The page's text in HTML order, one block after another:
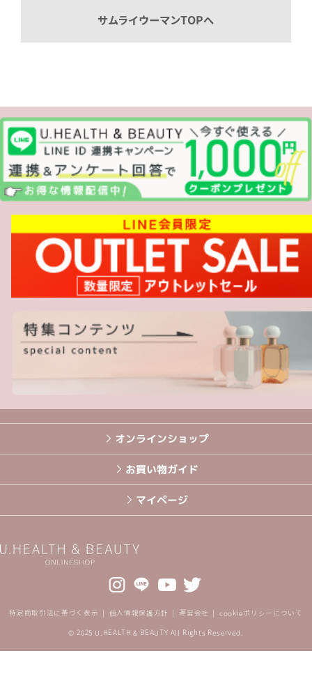
サムライウーマンTOPへ
オンラインショップ
お買い物ガイド
マイページ
© 2025 U.HEALTH & BEAUTY All Rights Reserved.
特定商取引法に基づく表示 個人情報保護方針 運営会社 cookieポリシーについて